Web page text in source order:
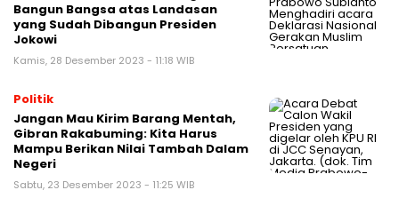
Bangun Bangsa atas Landasan
yang Sudah Dibangun Presiden
Jokowi
Kamis, 28 Desember 2023 - 11:18 WIB
Politik
Jangan Mau Kirim Barang Mentah,
Gibran Rakabuming: Kita Harus
Mampu Berikan Nilai Tambah Dalam
Negeri
Sabtu, 23 Desember 2023 - 11:25 WIB